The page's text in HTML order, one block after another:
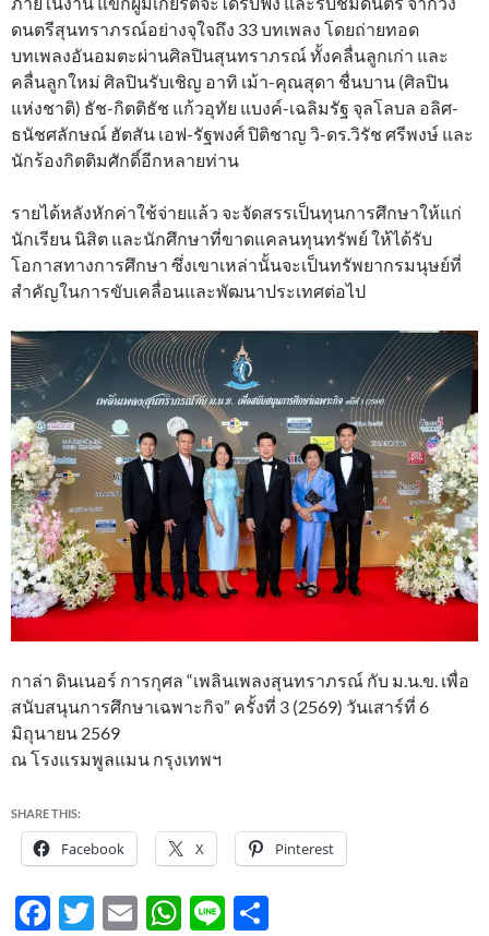
ดนตรีสุนทราภรณ์อย่างจุใจถึง 33 บทเพลง โดยถ่ายทอด
บทเพลงอันอมตะผ่านศิลปินสุนทราภรณ์ ทั้งคลื่นลูกเก่า และ
คลื่นลูกใหม่ ศิลปินรับเชิญ อาทิ เม้า-คุณสุดา ชื่นบาน (ศิลปิน
แห่งชาติ) ธัช-กิตติธัช แก้วอุทัย แบงค์-เฉลิมรัฐ จุลโลบล อลิศ-
ธนัชศลักษณ์ ฮัตสัน เอฟ-รัฐพงศ์ ปิติชาญ วิ-ดร.วิรัช ศรีพงษ์ และ
นักร้องกิตติมศักดิ์อีกหลายท่าน
รายได้หลังหักค่าใช้จ่ายแล้ว จะจัดสรรเป็นทุนการศึกษาให้แก่
นักเรียน นิสิต และนักศึกษาที่ขาดแคลนทุนทรัพย์ ให้ได้รับ
โอกาสทางการศึกษา ซึ่งเขาเหล่านั้นจะเป็นทรัพยากรมนุษย์ที่
สําคัญในการขับเคลื่อนและพัฒนาประเทศต่อไป
กาล่า ดินเนอร์ การกุศล “เพลินเพลงสุนทราภรณ์ กับ ม.น.ข. เพื่อ
สนับสนุนการศึกษาเฉพาะกิจ” ครั้งที่ 3 (2569) วันเสาร์ที่ 6
มิถุนายน 2569
ณ โรงแรมพูลแมน กรุงเทพฯ
SHARE THIS:
Facebook X Pinterest
F
T
E
W Li